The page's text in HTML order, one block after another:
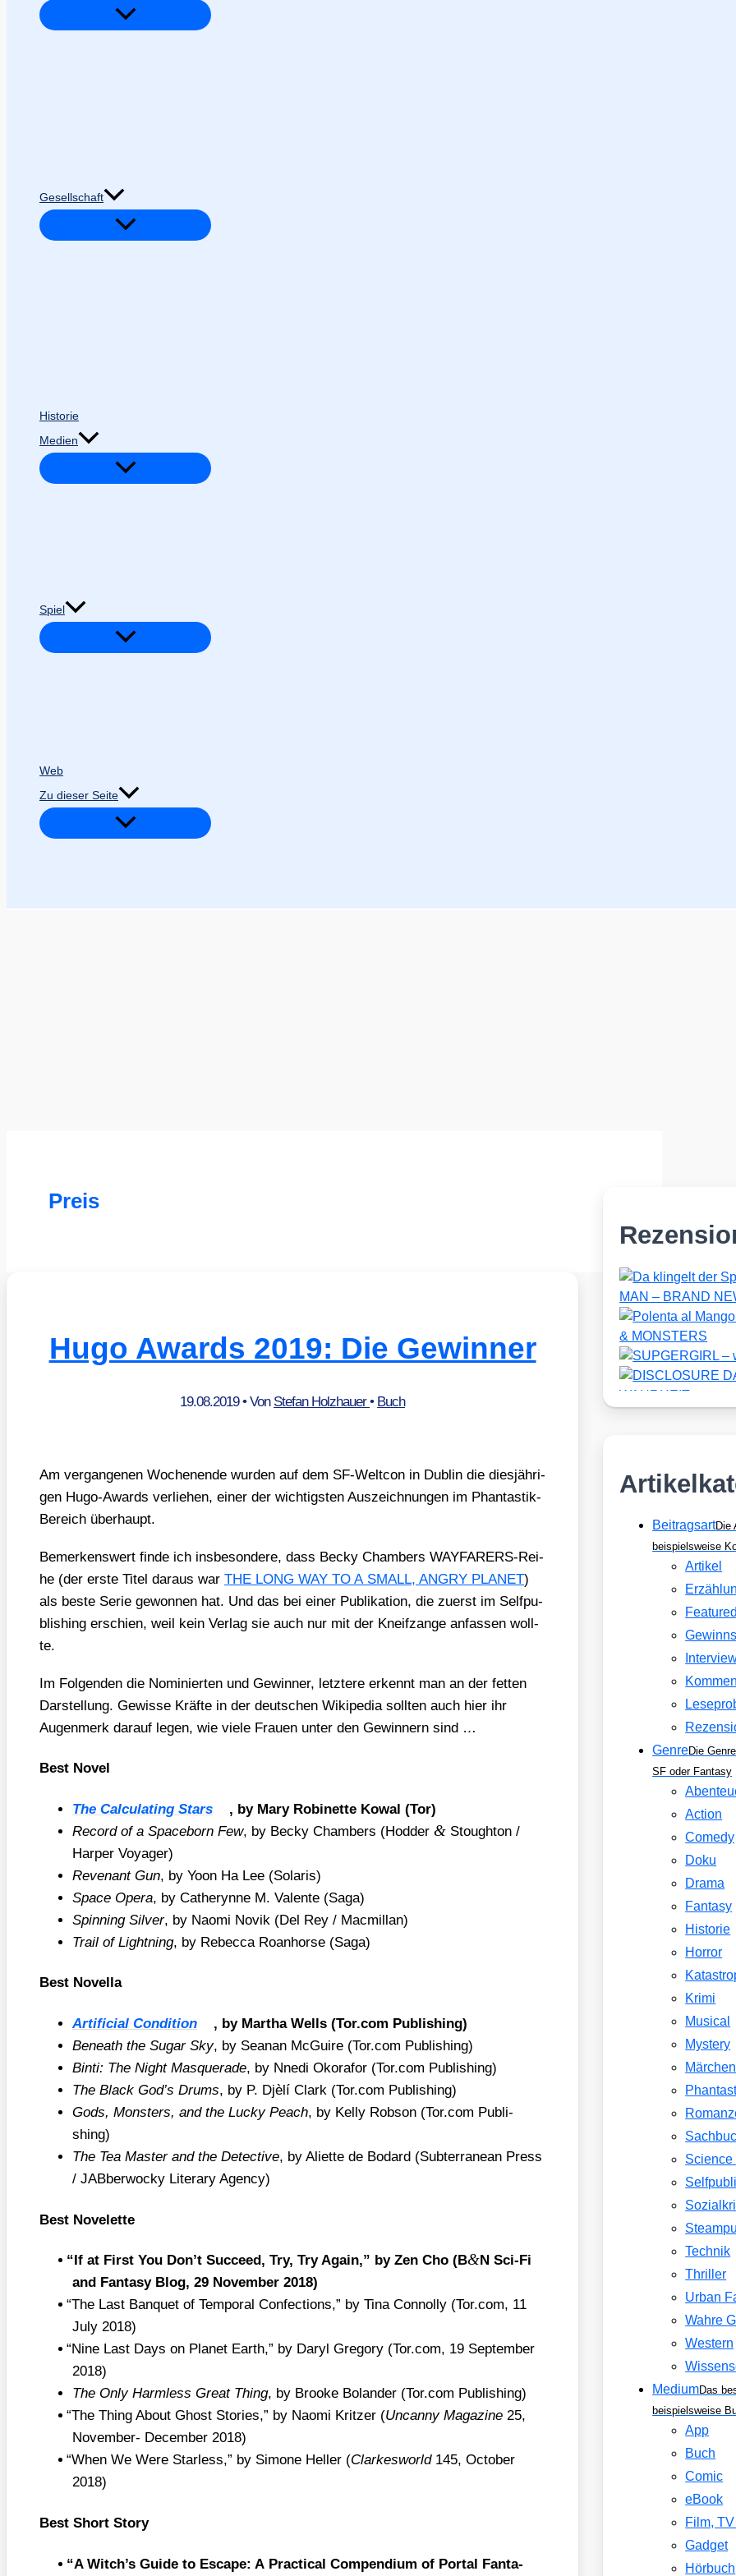
Gesellschaft
Historie
Medien
Spiel
Web
Zu dieser Seite
Preis
Hugo Awards 2019: Die Gewinner
19.08.2019• Von Stefan Holzhauer• Buch
Am ver­gan­ge­nen Wochen­en­de wur­den auf dem SF-Welt­con in Dub­lin die dies­jäh­ri­
gen Hugo-Awards ver­lie­hen, einer der wich­tigs­ten Aus­zeich­nun­gen im Phan­tas­tik-
Bereich über­haupt.
Bemer­kens­wert fin­de ich ins­be­son­de­re, dass Becky Cham­bers WAY­FA­RERS-Rei­
he (der ers­te Titel dar­aus war THE LONG WAY TO A SMALL, ANGRY PLANET)
als bes­te Serie gewon­nen hat. Und das bei einer Publi­ka­ti­on, die zuerst im Self­pu­
bli­shing erschien, weil kein Ver­lag sie auch nur mit der Kneif­zan­ge anfas­sen woll­
te.
Im Fol­gen­den die Nomi­nier­ten und Gewin­ner, letz­te­re erkennt man an der fet­ten
Dar­stel­lung. Gewis­se Kräf­te in der deut­schen Wiki­pe­dia soll­ten auch hier ihr
Augen­merk dar­auf legen, wie vie­le Frau­en unter den Gewin­nern sind …
Best Novel
The Cal­cu­la­ting Stars
, by Mary Robi­net­te Kowal (Tor)
Record of a Space­born Few, by Becky Cham­bers (Hod­der & Stough­ton /​
Har­per Voy­a­ger)
Reven­ant Gun, by Yoon Ha Lee (Sola­ris)
Space Ope­ra, by Catheryn­ne M. Valen­te (Saga)
Spin­ning Sil­ver, by Nao­mi Novik (Del Rey /​ Macmil­lan)
Trail of Light­ning, by Rebec­ca Roan­horse (Saga)
Best Novella
Arti­fi­ci­al Con­di­ti­on
, by Mar­tha Wells (Tor​.com Publi­shing)
Beneath the Sugar Sky, by Seanan McGui­re (Tor​.com Publi­shing)
Bin­ti: The Night Mas­quer­a­de, by Nne­di Oko­ra­for (Tor​.com Publi­shing)
The Black God’s Drums, by P. Djè­lí Clark (Tor​.com Publi­shing)
Gods, Mons­ters, and the Lucky Peach, by Kel­ly Rob­son (Tor​.com Publi­
shing)
The Tea Mas­ter and the Detec­ti­ve, by Ali­et­te de Bodard (Sub­ter­ra­ne­an Press
/​ JAB­ber­wo­cky Lite­ra­ry Agen­cy)
Best Novelette
“ If at First You Don’t Suc­ceed, Try, Try Again,” by Zen Cho (B&N Sci-Fi
and Fan­ta­sy Blog, 29 Novem­ber 2018)
“The Last Ban­quet of Tem­po­ral Con­fec­tions,” by Tina Con­nol­ly (Tor​.com, 11
July 2018)
“Nine Last Days on Pla­net Earth,” by Daryl Gre­go­ry (Tor​.com, 19 Sep­tem­ber
2018)
The Only Harm­less Gre­at Thing, by Broo­ke Bol­an­der (Tor​.com Publi­shing)
“The Thing About Ghost Sto­ries,” by Nao­mi Krit­zer (Uncan­ny Maga­zi­ne25,
Novem­ber- Decem­ber 2018)
“When We Were Starless,” by Simo­ne Hel­ler (Clar­kes­world 145, Octo­ber
2018)
Best Short Story
“A Witch’s Gui­de to Escape: A Prac­ti­cal Com­pen­di­um of Por­tal Fan­ta­
BeitragsartDie
beispielsweise
Artikel
GenreDie
SF oder Fantasy
Action
Comedy
Doku
Drama
Fantasy
Historie
Horror
Krimi
Musical
Mystery
Märchen
Science
Technik
Thriller
Urban
Wahre
Western
MediumDas
beispielsweise
App
Buch
Comic
eBook
Film,
Gadget
Hörbuch